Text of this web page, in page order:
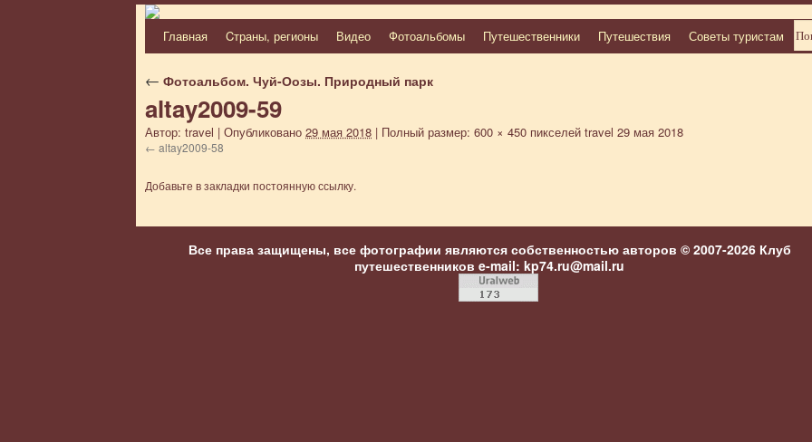
Перейти
содержимому
Главная Cтраны, регионы Видео Фотоальбомы Путешественники Путешествия Советы туристам
← Фотоальбом. Чуй-Оозы. Природный парк
altay2009-59
Автор: travel | Опубликовано 29 мая 2018 | Полный размер: 600 × 450 пикселей travel 29 мая 2018
altay2009-58
Добавьте в закладки постоянную ссылку.
Все права защищены, все фотографии являются собственностью авторов © 2007-2026 Клуб
путешественников e-mail: kp74.ru@mail.ru